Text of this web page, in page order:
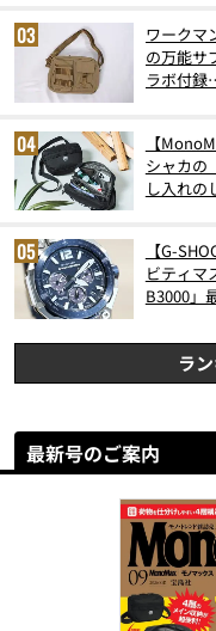
ワークマ
の万能サ
ラボ付録
【
シャカの
し入れの
【G-
ビティマ
B3000」
ラ
最新号のご案内